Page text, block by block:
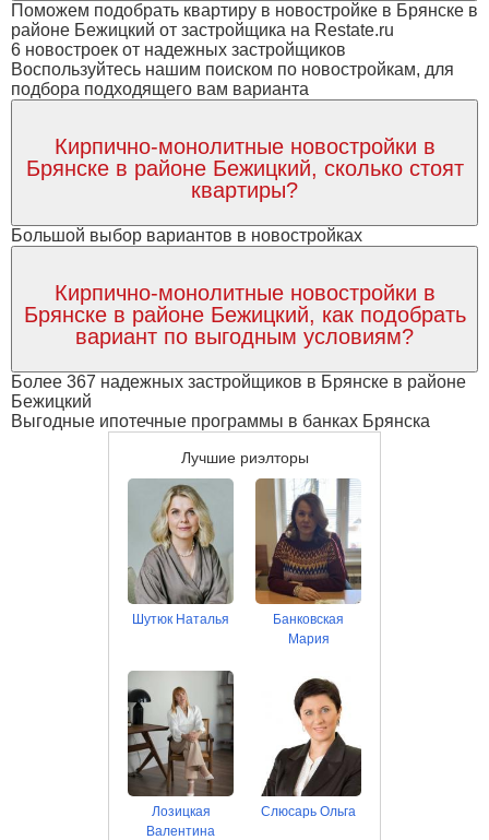
Поможем подобрать квартиру в новостройке в Брянске в
районе Бежицкий от застройщика на Restate.ru
6 новостроек от надежных застройщиков
Воспользуйтесь нашим поиском по новостройкам, для
подбора подходящего вам варианта
Кирпично-монолитные новостройки в
Брянске в районе Бежицкий, сколько стоят
квартиры?
Большой выбор вариантов в новостройках
Кирпично-монолитные новостройки в
Брянске в районе Бежицкий, как подобрать
вариант по выгодным условиям?
Более 367 надежных застройщиков в Брянске в районе
Бежицкий
Выгодные ипотечные программы в банках Брянска
Лучшие риэлторы
Шутюк Наталья
Банковская
Мария
Лозицкая
Валентина
Слюсарь Ольга